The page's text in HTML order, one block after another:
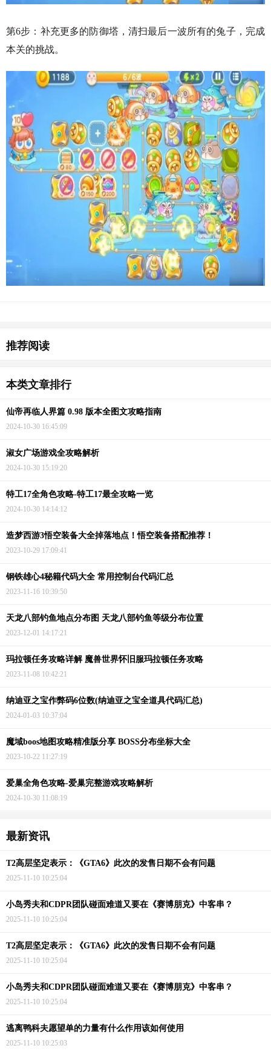
第6步：补充更多的防御塔，清扫最后一波所有的兔子，完成
本关的挑战。
推荐阅读
本类文章排行
仙帝再临人界篇 0.98 版本全图文攻略指南
2024-10-30 16:45:09
淑女广场游戏全攻略解析
2024-10-30 15:19:20
特工17全角色攻略-特工17最全攻略一览
2024-10-30 14:14:12
造梦西游3悟空装备大全掉落地点！悟空装备搭配推荐！
2023-10-29 17:09:41
钢铁雄心4秘籍代码大全 常用控制台代码汇总
2023-11-16 10:39:50
天龙八部钓鱼地点分布图 天龙八部钓鱼等级分布位置
2023-12-01 14:17:21
玛拉顿任务攻略详解 魔兽世界怀旧服玛拉顿任务攻略
2023-11-08 10:42:21
纳迪亚之宝作弊码6位数(纳迪亚之宝全道具代码汇总)
2024-01-03 10:37:04
魔域boos地图攻略精准版分享 BOSS分布坐标大全
2023-10-22 11:27:19
爱巢全角色攻略-爱巢完整游戏攻略解析
2024-10-30 11:08:19
最新资讯
T2高层坚定表示：《GTA6》此次的发售日期不会有问题
2025-11-10 10:25:04
小岛秀夫和CDPR团队碰面难道又要在《赛博朋克》中客串？
2025-11-10 10:25:04
T2高层坚定表示：《GTA6》此次的发售日期不会有问题
2025-11-10 10:25:04
小岛秀夫和CDPR团队碰面难道又要在《赛博朋克》中客串？
2025-11-10 10:25:04
逃离鸭科夫愿望单的力量有什么作用该如何使用
2025-11-10 10:25:03